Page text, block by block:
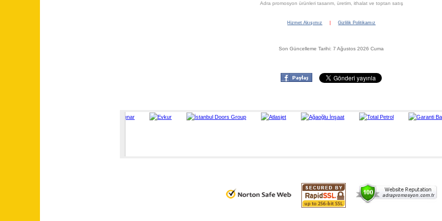
Adra promosyon ürünleri tasarım, üretim, ithalat ve toptan satış
Hizmet Akışımız Gizlilik Politikamız
Son Güncelleme Tarihi: 7 Ağustos 2026 Cuma